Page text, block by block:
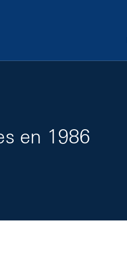
en 1986